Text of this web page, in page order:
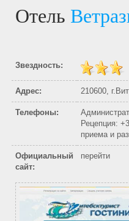
Отель
Звездность:
Адрес: 210600,
Телефоны:
Рецепция:
приема и
Официальный
сайт:
перейти